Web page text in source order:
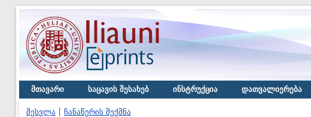
მთავარი საცავის შესახებ ინსტრუქცია დათვალიერება
შესვლა ჩანაწერის შექმნა